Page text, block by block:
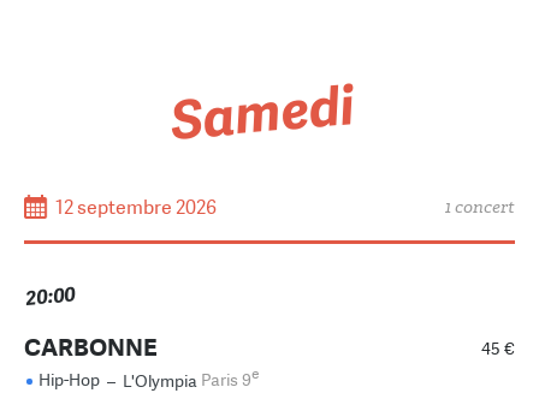
Samedi
12 septembre 2026 1 concert
20:00
45 €
CARBONNE
Hip-Hop – L'Olympia Paris 9e